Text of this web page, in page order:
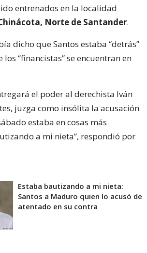
entrenados en la localidad
Norte de Santander.
dicho que Santos estaba “detrás”
“financistas” se encuentran en
el poder al derechista Iván
juzga como insólita la acusación
estaba en cosas más
a mi nieta”, respondió por
Estaba bautizando a mi nieta:
Santos a Maduro quien lo acusó de
atentado en su contra